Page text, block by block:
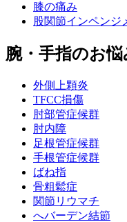
膝の痛み
股関節インペンジ
腕・手指のお悩
外側上顆炎
TFCC損傷
肘部管症候群
肘内障
足根管症候群
手根管症候群
ばね指
骨粗鬆症
関節リウマチ
へバーデン結節